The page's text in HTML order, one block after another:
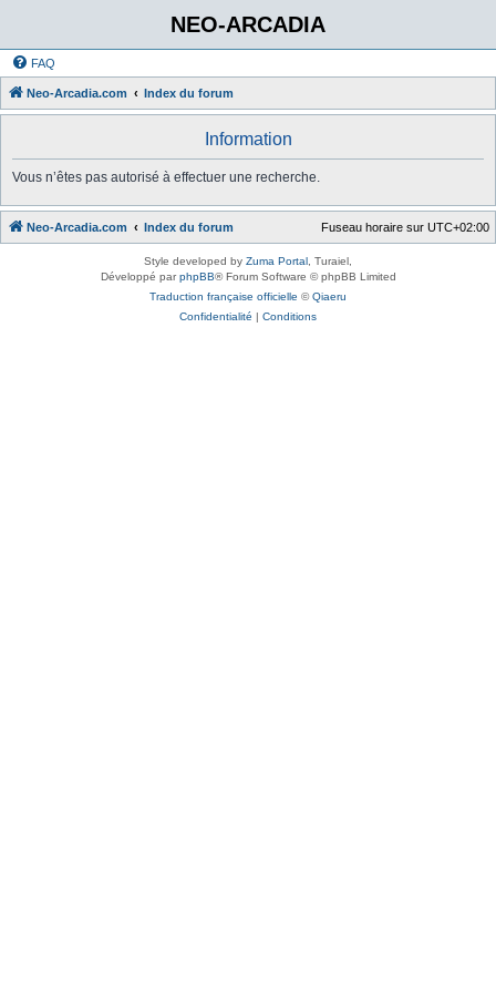
NEO-ARCADIA
FAQ
Neo-Arcadia.com Index du forum
Information
Vous n’êtes pas autorisé à effectuer une recherche.
Neo-Arcadia.com Index du forum Fuseau horaire sur UTC+02:00
Style developed by Zuma Portal , Turaiel,
Développé parphpBB® Forum Software © phpBB Limited
Traduction française officielle ©Qiaeru
Confidentialité | Conditions